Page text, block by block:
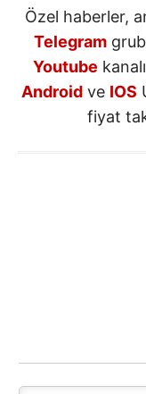
Özel haberler,
Telegram
Youtube
Androidve IOS
fiyat